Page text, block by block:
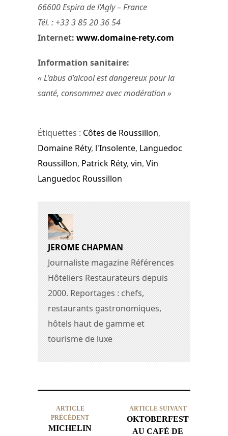
66600 Espira de l’Agly – France
Tél. : +33 3 85 20 36 54
Internet: www.domaine-rety.com
Information sanitaire:
« L’abus d’alcool est dangereux pour la
santé, consommez avec modération »
Étiquettes : Côtes de Roussillon,
Domaine Réty, l'Insolente, Languedoc
Roussillon, Patrick Réty, vin, Vin
Languedoc Roussillon
JEROME CHAPMAN
Journaliste magazine Références
Hôteliers Restaurateurs depuis
2000. Reportages : chefs,
restaurants gastronomiques,
hôtels haut de gamme et
tourisme de luxe
ARTICLE
PRÉCÉDENT
MICHELIN
ARTICLE SUIVANT
OKTOBERFEST
AU CAFÉ DE